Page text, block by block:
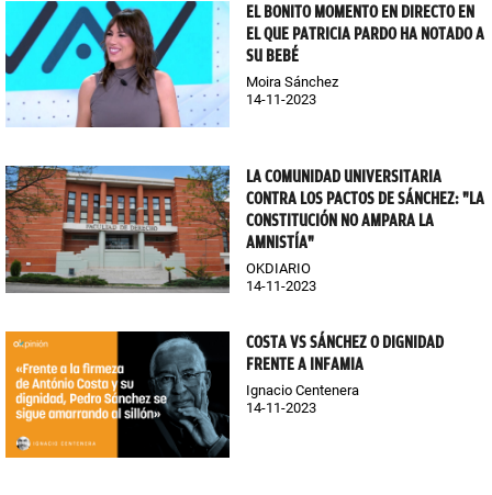
EL BONITO MOMENTO EN DIRECTO EN
EL QUE PATRICIA PARDO HA NOTADO A
SU BEBÉ
Moira Sánchez
14-11-2023
LA COMUNIDAD UNIVERSITARIA
CONTRA LOS PACTOS DE SÁNCHEZ: "LA
CONSTITUCIÓN NO AMPARA LA
AMNISTÍA"
OKDIARIO
14-11-2023
COSTA VS SÁNCHEZ O DIGNIDAD
FRENTE A INFAMIA
Ignacio Centenera
14-11-2023